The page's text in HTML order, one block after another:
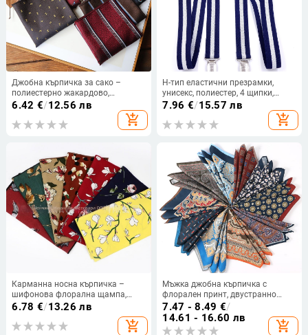
Джобна кърпичка за сако –
полиестерно жакардово,
флорална шарка, свободен стил,
6.42 €/12.56 лв
add_shopping_cart
H-тип еластични презрамки,
унисекс, полиестер, 4 щипки,
регулируема дължина
7.96 €/15.57 лв
add_shopping_cart
Карманна носна кърпичка –
шифонова флорална щампа,
полиестерна нишка, за
6.78 €/13.26 лв
add_shopping_cart
Мъжка джобна кърпичка с
флорален принт, двустранно
печатена, полиестер, вечерен/
ежедневен стил, лято 2025
7.47 - 8.49 €/
14.61 - 16.60 лв
add_shopping_cart